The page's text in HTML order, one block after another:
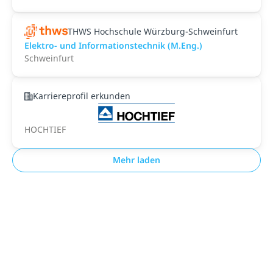
THWS Hochschule Würzburg-Schweinfurt
Elektro- und Informationstechnik (M.Eng.)
Schweinfurt
Karriereprofil erkunden
HOCHTIEF
Mehr laden